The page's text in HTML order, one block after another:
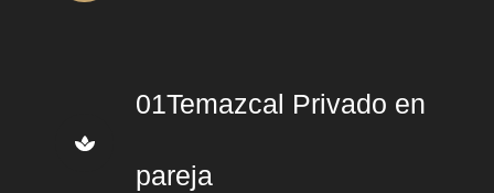
01Temazcal Privado en
pareja